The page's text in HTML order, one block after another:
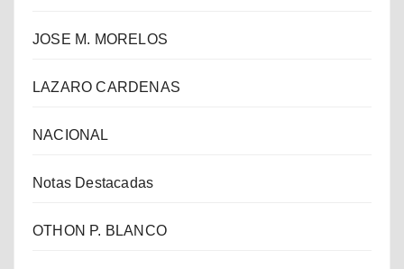
JOSE M. MORELOS
LAZARO CARDENAS
NACIONAL
Notas Destacadas
OTHON P. BLANCO